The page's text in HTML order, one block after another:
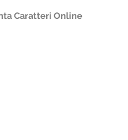
Caratteri Online